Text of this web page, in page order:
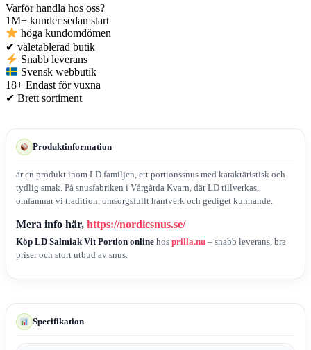
Varför handla hos oss?
1M+ kunder sedan start
höga kundomdömen
✔ väletablerad butik
Snabb leverans
Svensk webbutik
18+ Endast för vuxna
✔ Brett sortiment
Produktinformation
är en produkt inom LD familjen, ett portionssnus med karaktäristisk och
tydlig smak. På snusfabriken i Vårgårda Kvarn, där LD tillverkas,
omfamnar vi tradition, omsorgsfullt hantverk och gediget kunnande.
Mera info här, https://nordicsnus.se/
Köp LD Salmiak Vit Portion online hos prilla.nu – snabb leverans, bra
priser och stort utbud av snus.
Specifikation